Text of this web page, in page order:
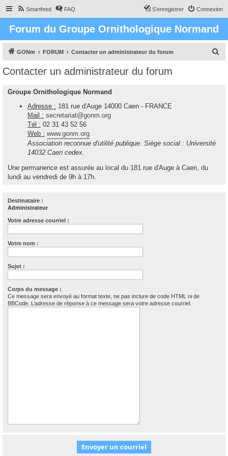
Smartfeed FAQ Connexion
S’enregistrer
Forum du Groupe Ornithologique Normand
GONm FORUM Contacter un administrateur du forum
Contacter un administrateur du forum
Groupe Ornithologique Normand
Adresse : 181 rue d'Auge 14000 Caen - FRANCE
Mail : secretariat@gonm.org
Tél : 02 31 43 52 56
Web : www.gonm.org
Association reconnue d'utilité publique. Siège social : Université
14032 Caen cedex.
Une permanence est assurée au local du 181 rue d'Auge à Caen, du
lundi au vendredi de 9h à 17h.
Destinataire :
Administrateur
Votre adresse courriel :
Votre nom :
Sujet :
Corps du message :
Ce message sera envoyé au format texte, ne pas inclure de code HTML ni de
BBCode. L’adresse de réponse à ce message sera votre adresse courriel.